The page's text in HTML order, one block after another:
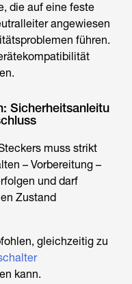
die auf eine feste
angewiesen
führen.
Sicherheitsanleitu
muss strikt
– Vorbereitung –
und darf
Zustand
gleichzeitig zu
kann.